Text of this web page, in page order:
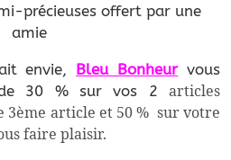
précieuses offert par une
amie
envie, Bleu Bonheurvous
30 % sur vos 2 articles
3ème article et 50 % sur votre
faire plaisir.